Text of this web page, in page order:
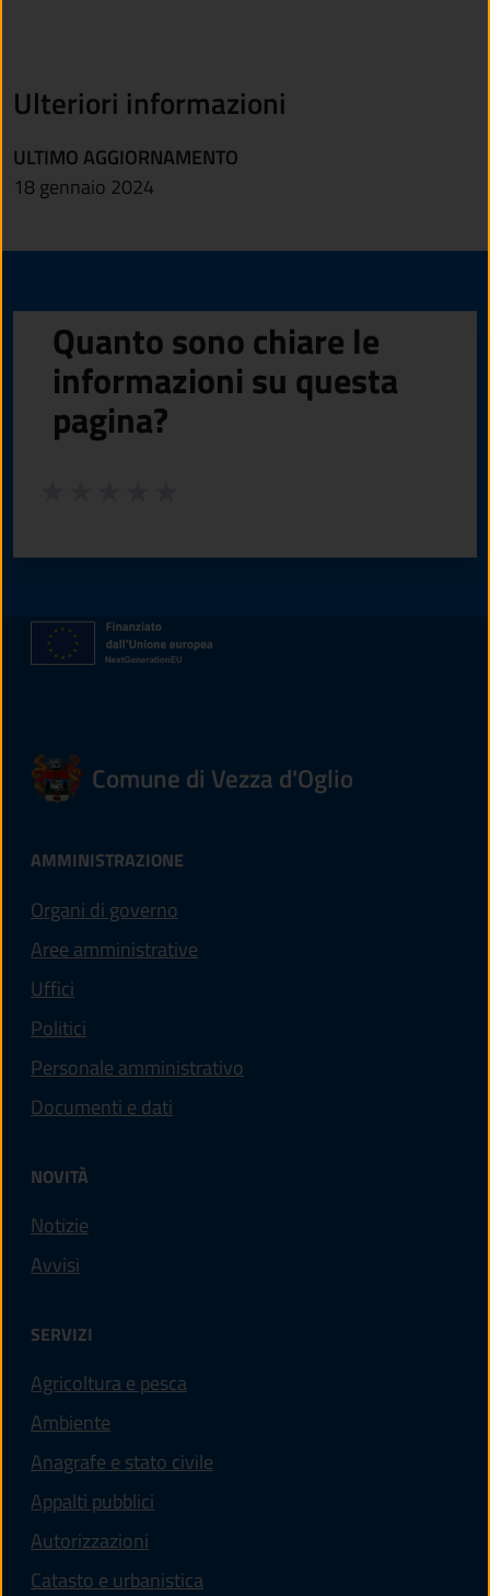
Ulteriori informazioni
ULTIMO AGGIORNAMENTO
18 gennaio 2024
Quanto sono chiare le
informazioni su questa
pagina?
Comune di Vezza d'Oglio
AMMINISTRAZIONE
Organi di governo
Aree amministrative
Uffici
Politici
Personale amministrativo
Documenti e dati
NOVITÀ
Notizie
Avvisi
SERVIZI
Agricoltura e pesca
Ambiente
Anagrafe e stato civile
Appalti pubblici
Autorizzazioni
Catasto e urbanistica